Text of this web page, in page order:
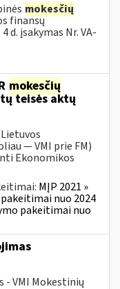
mokesčių
finansų
d. įsakymas Nr. VA-
mokesčių
teisės aktų
— VMI prie FM)
Ekonomikos
MĮP 2021 »
nuo 2024
pakeitimai nuo
- VMI Mokestinių